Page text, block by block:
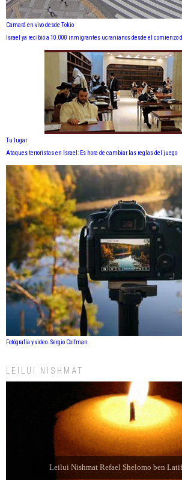
Camará en vivo desde Tokio
Israel ya recibió a 10.000 inmigrantes ucranianos desde el comienzo
Tu lugar
Ataques terroristas en Israel: Es hora de cambiar las reglas del juego
Fotógrafía y video. Sergio Coifman
LEILUI NISHMAT
Leilui Nishmat Sara bat Farida